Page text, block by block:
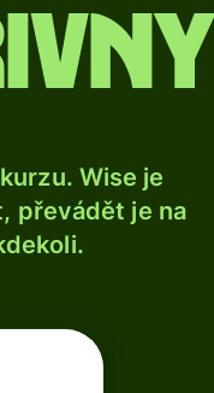
Wise je
převádět je na